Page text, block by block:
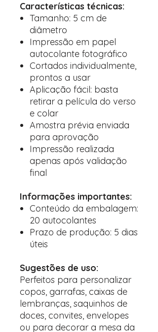
Características técnicas:
Tamanho: 5 cm de
diâmetro
Impressão em papel
autocolante fotográfico
Cortados individualmente,
prontos a usar
Aplicação fácil: basta
retirar a película do verso
e colar
Amostra prévia enviada
para aprovação
Impressão realizada
apenas após validação
final
Informações importantes:
Conteúdo da embalagem:
20 autocolantes
Prazo de produção: 5 dias
úteis
Sugestões de uso:
Perfeitos para personalizar
copos, garrafas, caixas de
lembranças, saquinhos de
doces, convites, envelopes
ou para decorar a mesa da